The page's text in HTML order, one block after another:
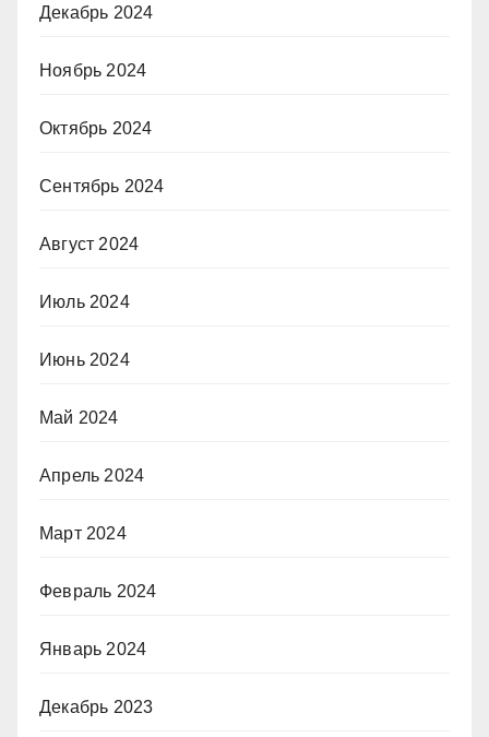
Декабрь 2024
Ноябрь 2024
Октябрь 2024
Сентябрь 2024
Август 2024
Июль 2024
Июнь 2024
Май 2024
Апрель 2024
Март 2024
Февраль 2024
Январь 2024
Декабрь 2023